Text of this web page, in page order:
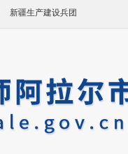
新疆生产建设兵团